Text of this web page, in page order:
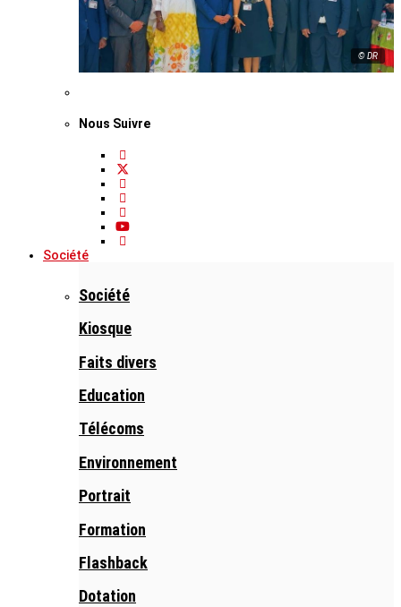
© DR
Nous Suivre
Société
Société
Kiosque
Faits divers
Education
Télécoms
Environnement
Portrait
Formation
Flashback
Dotation